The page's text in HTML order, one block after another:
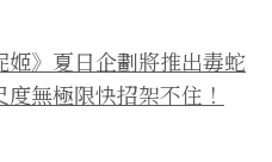
姬》夏日企劃將推出毒蛇
無極限快招架不住！